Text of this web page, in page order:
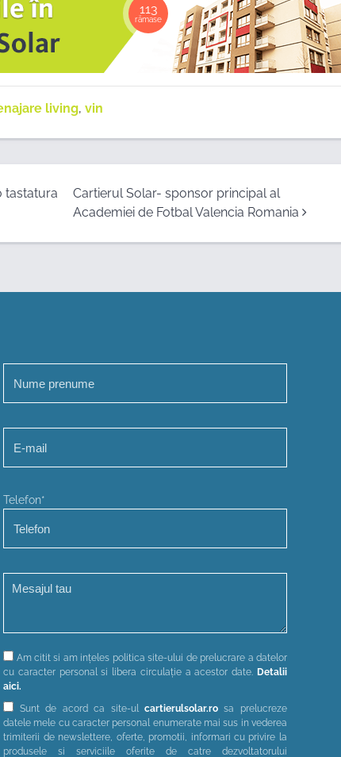
113
rămase
living, vin
tastatura
Cartierul Solar- sponsor principal al
Academiei de Fotbal Valencia Romania
Telefon*
Am citit si am ințeles politica site-ului de prelucrare a datelor
cu caracter personal si libera circulație a acestor date. Detalii
aici.
Sunt de acord ca site-ul cartierulsolar.ro sa prelucreze
datele mele cu caracter personal enumerate mai sus in vederea
trimiterii de newslettere, oferte, promotii, informari cu privire la
produsele si serviciile oferite de catre dezvoltatorului